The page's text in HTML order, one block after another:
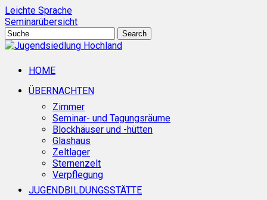
Skip
to
main
content
Leichte Sprache
Seminarübersicht
Search
Close
searchHOME
ÜBERNACHTEN
Zimmer
Seminar- und Tagungsräume
Blockhäuser und -hütten
Glashaus
Zeltlager
Sternenzelt
Verpflegung
JUGENDBILDUNGSSTÄTTE